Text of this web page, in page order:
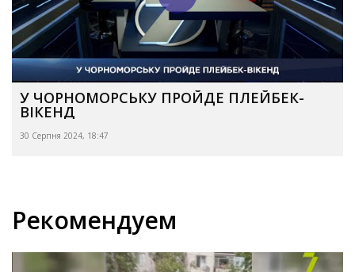
У ЧОРНОМОРСЬКУ ПРОЙДЕ ПЛЕЙБЕК-
ВІКЕНД
30 Серпня 2024, 18:47
Рекомендуем